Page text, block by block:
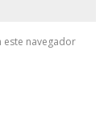
este navegador